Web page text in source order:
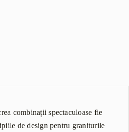
combinații spectaculoase fie
de design pentru graniturile